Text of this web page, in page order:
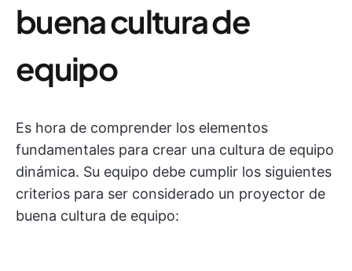
buena cultura de
equipo
Es hora de comprender los elementos
fundamentales para crear una cultura de equipo
dinámica. Su equipo debe cumplir los siguientes
criterios para ser considerado un proyector de
buena cultura de equipo: